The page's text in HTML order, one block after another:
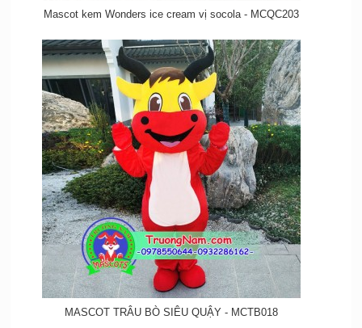
Mascot kem Wonders ice cream vị socola - MCQC203
MASCOT TRÂU BÒ SIÊU QUẬY - MCTB018